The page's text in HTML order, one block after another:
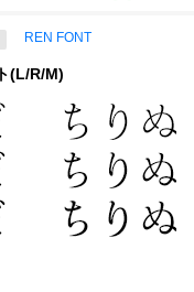
REN FONT
(L/R/M)